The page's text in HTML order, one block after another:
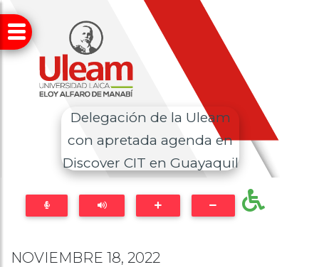
Delegación de la Uleam
con apretada agenda en
Discover CIT en Guayaquil
NOVIEMBRE 18, 2022